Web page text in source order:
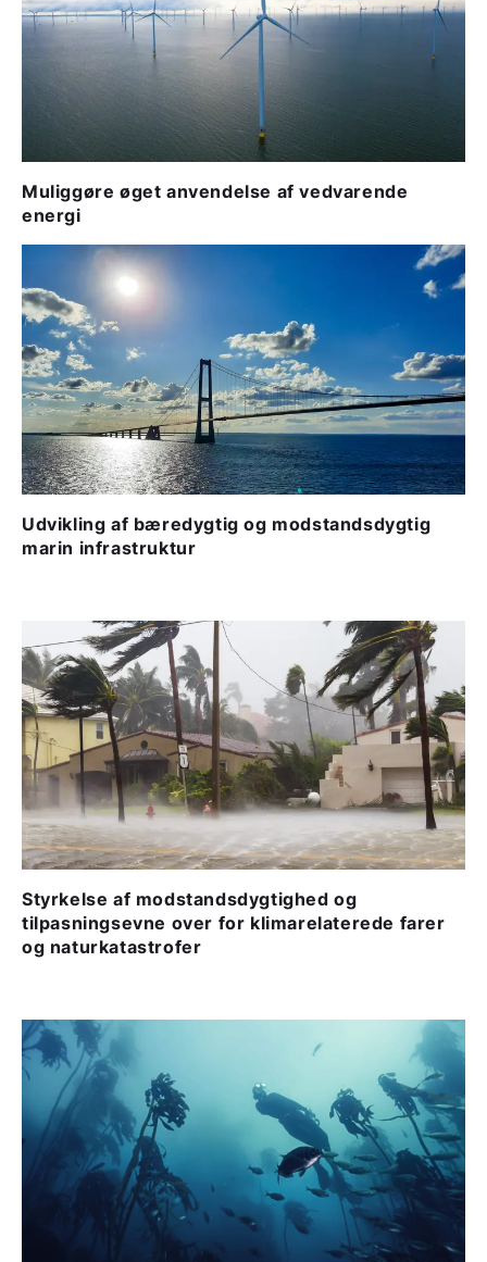
Muliggøre øget anvendelse af vedvarende
energi
Udvikling af bæredygtig og modstandsdygtig
marin infrastruktur
Styrkelse af modstandsdygtighed og
tilpasningsevne over for klimarelaterede farer
og naturkatastrofer